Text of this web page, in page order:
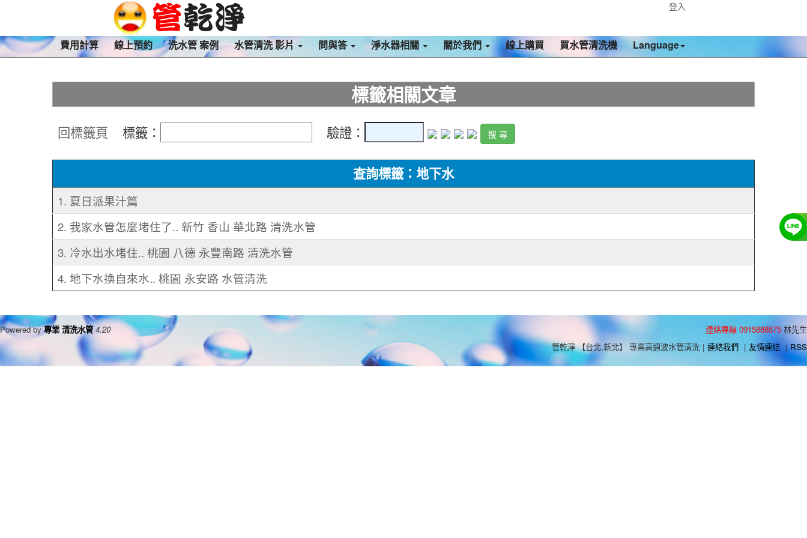
登入
費用計算 線上預約 洗水管 案例 水管清洗 影片 問與答 淨水器相關 關於我們 線上購買 買水管清洗機 Language
標籤相關文章
回標籤頁 標籤： 驗證：
查詢標籤：地下水
1. 夏日派果汁篇
2. 我家水管怎麼堵住了.. 新竹 香山 華北路 清洗水管
3. 冷水出水堵住.. 桃園 八德 永豐南路 清洗水管
4. 地下水換自來水.. 桃園 永安路 水管清洗
連絡專線 0915888575 林先生
管乾淨 【台北,新北】 專業高週波水管清洗 | 連絡我們 | 友情連結 | RSS
Powered by專業 清洗水管 4.20